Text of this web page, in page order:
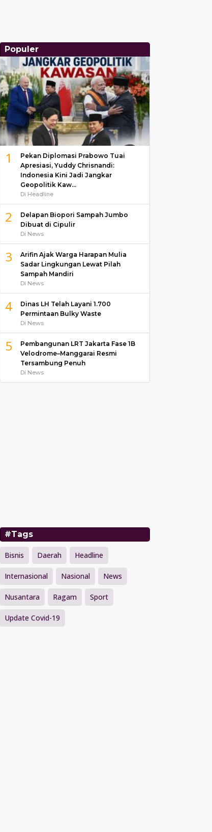
Populer
1
Pekan Diplomasi Prabowo Tuai
Apresiasi, Yuddy Chrisnandi:
Indonesia Kini Jadi Jangkar
Geopolitik Kaw…
Di Headline
2
Delapan Biopori Sampah Jumbo
Dibuat di Cipulir
Di News
3
Arifin Ajak Warga Harapan Mulia
Sadar Lingkungan Lewat Pilah
Sampah Mandiri
Di News
4
Dinas LH Telah Layani 1.700
Permintaan Bulky Waste
Di News
5
Pembangunan LRT Jakarta Fase 1B
Velodrome–Manggarai Resmi
Tersambung Penuh
Di News
#Tags
Bisnis Daerah Headline
Internasional Nasional News
Nusantara Ragam Sport
Update Covid-19